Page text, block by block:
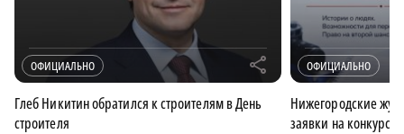
ОФИЦИАЛЬНО r
Глеб Никитин обратился к строителям в День
строителя
ОФИЦИАЛЬНО
Нижегородские
заявки на конкурс